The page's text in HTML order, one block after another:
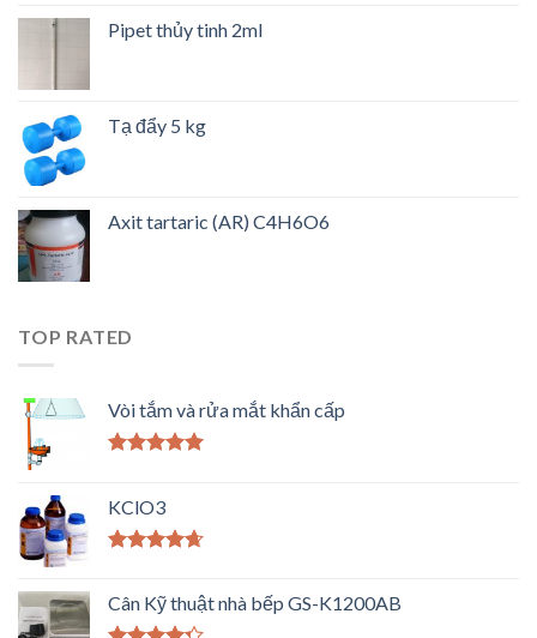
Pipet thủy tinh 2ml
Tạ đẩy 5 kg
Axit tartaric (AR) C4H6O6
TOP RATED
Vòi tắm và rửa mắt khẩn cấp
sao
KClO3
5 sao
Cân Kỹ thuật nhà bếp GS-K1200AB